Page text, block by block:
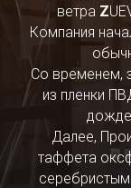
ветра Z
Компания
Со временем,
из пленки
Далее,
таффета